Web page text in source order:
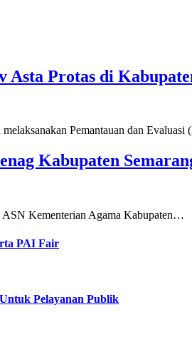
Protas di
Pemantauan dan
Kabupaten
ASN Kementerian Agama Kabupaten…
PAI Fair
Pelayanan Publik